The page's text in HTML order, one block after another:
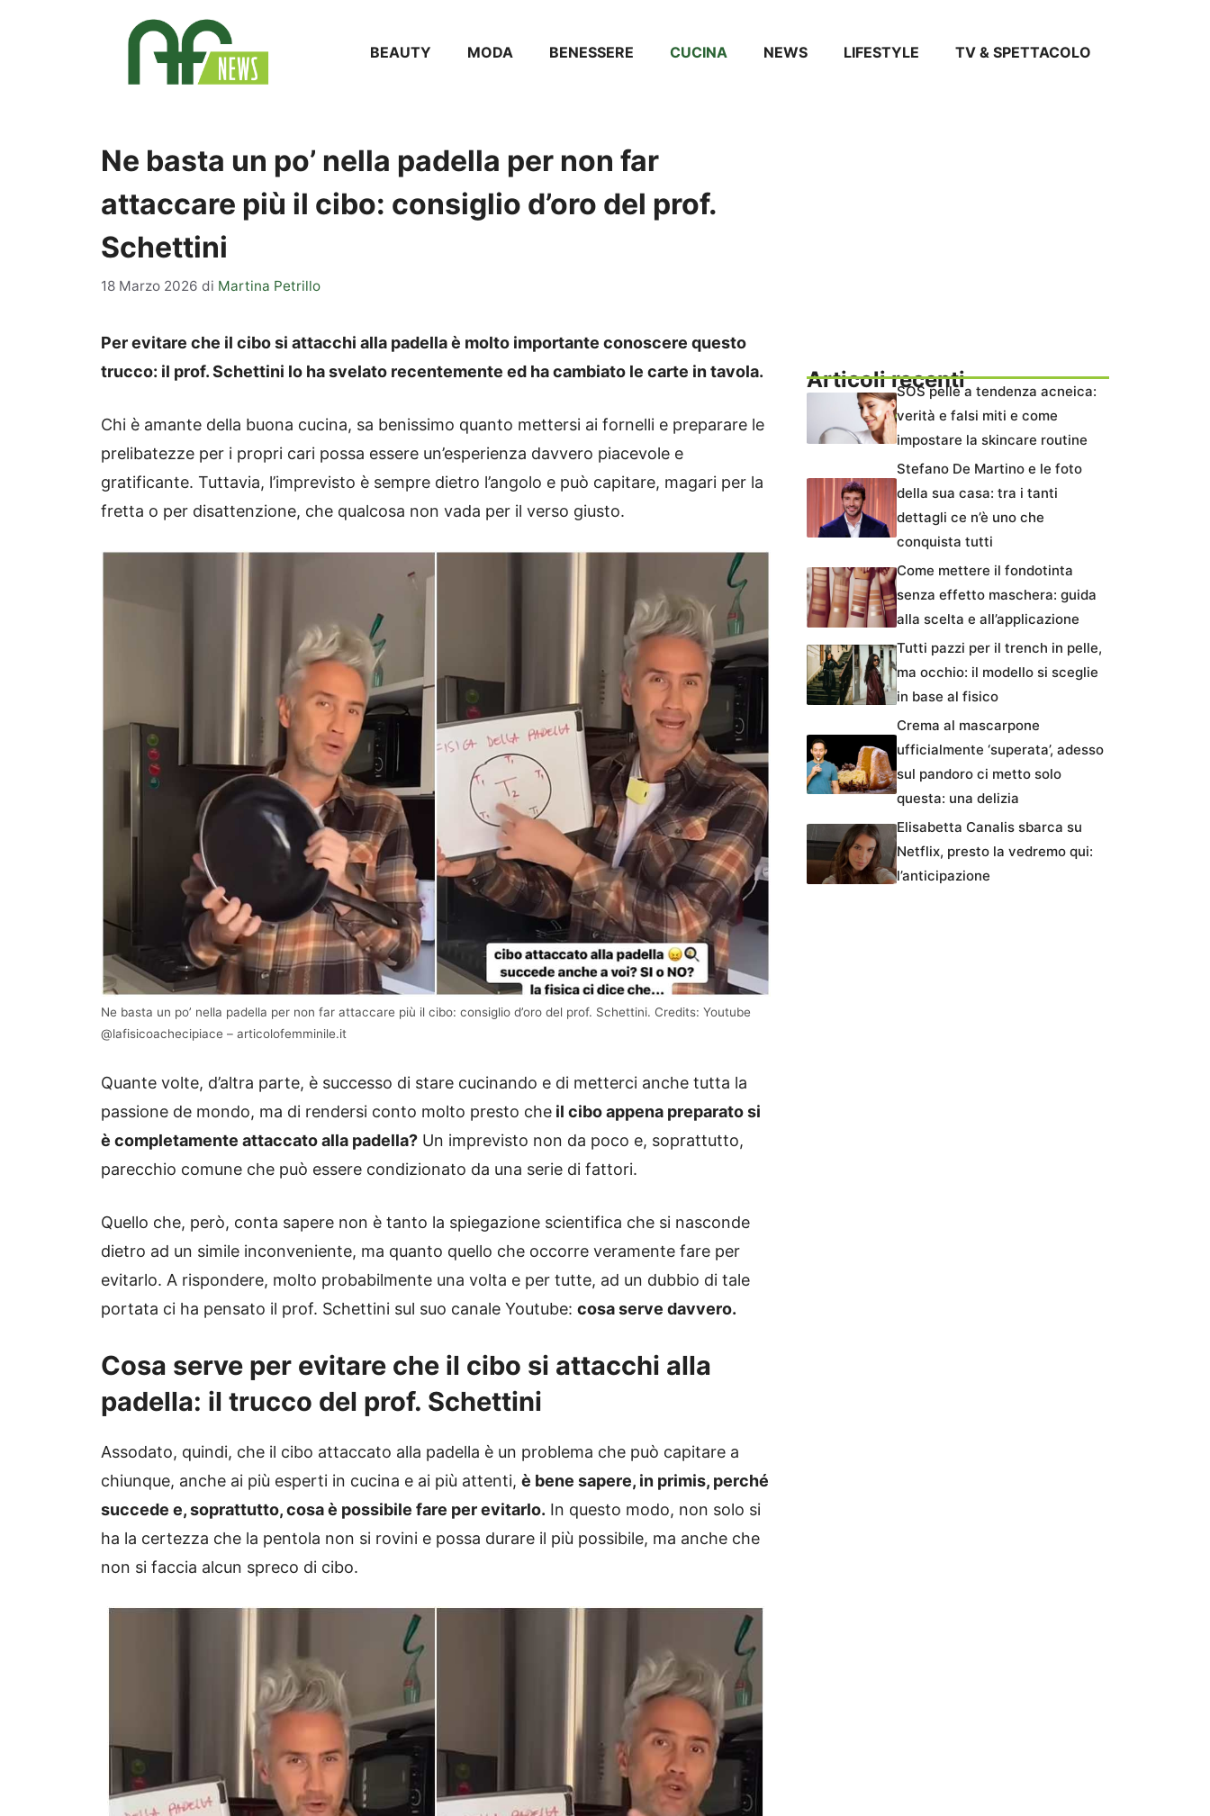
BEAUTY MODA BENESSERE CUCINA NEWS LIFESTYLE TV & SPETTACOLO
Ne basta un po’ nella padella per non far
attaccare più il cibo: consiglio d’oro del prof.
Schettini
18 Marzo 2026 di Martina Petrillo
Per evitare che il cibo si attacchi alla padella è molto importante conoscere questo
trucco: il prof. Schettini lo ha svelato recentemente ed ha cambiato le carte in tavola.
Chi è amante della buona cucina, sa benissimo quanto mettersi ai fornelli e preparare le
prelibatezze per i propri cari possa essere un’esperienza davvero piacevole e
gratificante. Tuttavia, l’imprevisto è sempre dietro l’angolo e può capitare, magari per la
fretta o per disattenzione, che qualcosa non vada per il verso giusto.
Ne basta un po’ nella padella per non far attaccare più il cibo: consiglio d’oro del prof. Schettini. Credits: Youtube
@lafisicoachecipiace – articolofemminile.it
Quante volte, d’altra parte, è successo di stare cucinando e di metterci anche tutta la
passione de mondo, ma di rendersi conto molto presto che il cibo appena preparato si
è completamente attaccato alla padella? Un imprevisto non da poco e, soprattutto,
parecchio comune che può essere condizionato da una serie di fattori.
Quello che, però, conta sapere non è tanto la spiegazione scientifica che si nasconde
dietro ad un simile inconveniente, ma quanto quello che occorre veramente fare per
evitarlo. A rispondere, molto probabilmente una volta e per tutte, ad un dubbio di tale
portata ci ha pensato il prof. Schettini sul suo canale Youtube: cosa serve davvero.
Cosa serve per evitare che il cibo si attacchi alla
padella: il trucco del prof. Schettini
Assodato, quindi, che il cibo attaccato alla padella è un problema che può capitare a
chiunque, anche ai più esperti in cucina e ai più attenti, è bene sapere, in primis, perché
succede e, soprattutto, cosa è possibile fare per evitarlo. In questo modo, non solo si
ha la certezza che la pentola non si rovini e possa durare il più possibile, ma anche che
non si faccia alcun spreco di cibo.
Articoli recentiSOS pelle a tendenza acneica:
verità e falsi miti e come
impostare la skincare routine
Stefano De Martino e le foto
della sua casa: tra i tanti
dettagli ce n’è uno che
conquista tutti
Come mettere il fondotinta
senza effetto maschera: guida
alla scelta e all’applicazione
Tutti pazzi per il trench in pelle,
ma occhio: il modello si sceglie
in base al fisico
Crema al mascarpone
ufficialmente ‘superata’, adesso
sul pandoro ci metto solo
questa: una delizia
Elisabetta Canalis sbarca su
Netflix, presto la vedremo qui:
l’anticipazione